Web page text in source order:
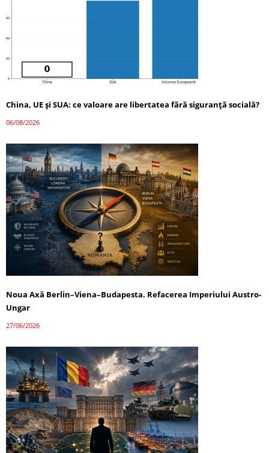
China, UE și SUA: ce valoare are libertatea fără siguranță socială?
06/08/2026
Noua Axă Berlin–Viena–Budapesta. Refacerea Imperiului Austro-
Ungar
27/06/2026